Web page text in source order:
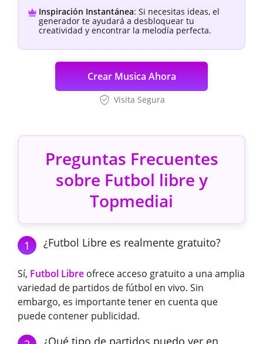
Inspiración Instantánea: Si necesitas ideas, el
generador te ayudará a desbloquear tu
creatividad y encontrar la melodía perfecta.
Crear Musica Ahora
Visita Segura
Preguntas Frecuentes
sobre Futbol libre y
Topmediai
1 ¿Futbol Libre es realmente gratuito?
Sí, Futbol Libre ofrece acceso gratuito a una amplia
variedad de partidos de fútbol en vivo. Sin
embargo, es importante tener en cuenta que
puede contener publicidad.
¿Qué tipo de partidos puedo ver en